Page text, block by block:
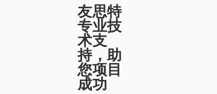
友思特
专业技
术支
持，助
您项目
成功